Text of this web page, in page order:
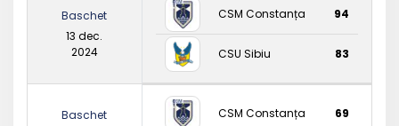
Baschet
13 dec.
2024
CSM Constanța 94
CSU Sibiu 83
Baschet
CSM Constanța 69